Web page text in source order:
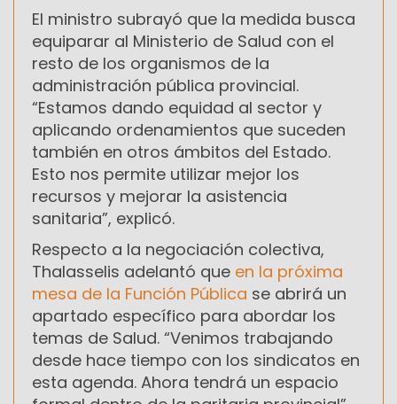
El ministro subrayó que la medida busca
equiparar al Ministerio de Salud con el
resto de los organismos de la
administración pública provincial.
“Estamos dando equidad al sector y
aplicando ordenamientos que suceden
también en otros ámbitos del Estado.
Esto nos permite utilizar mejor los
recursos y mejorar la asistencia
sanitaria”, explicó.
Respecto a la negociación colectiva,
Thalasselis adelantó que en la próxima
mesa de la Función Pública se abrirá un
apartado específico para abordar los
temas de Salud. “Venimos trabajando
desde hace tiempo con los sindicatos en
esta agenda. Ahora tendrá un espacio